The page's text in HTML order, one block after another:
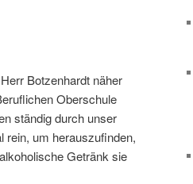
Botzenhardt näher
Oberschule
ständig durch unser
rein, um herauszufinden,
Getränk sie